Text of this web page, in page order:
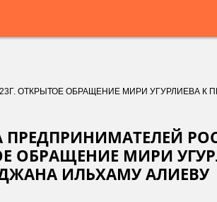
ОТКРЫТОЕ ОБРАЩЕНИЕ МИРИ УГУРЛИЕВА
ПРЕДПРИНИМАТЕЛЕЙ
ОБРАЩЕНИЕ МИРИ
ИЛЬХАМУ АЛИЕВУ